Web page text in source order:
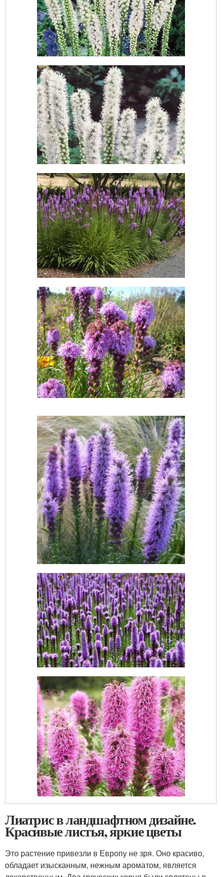
Лиатрис в ландшафтном дизайне.
Красивые листья, яркие цветы
Это растение привезли в Европу не зря. Оно красиво,
обладает изысканным, нежным ароматом, является